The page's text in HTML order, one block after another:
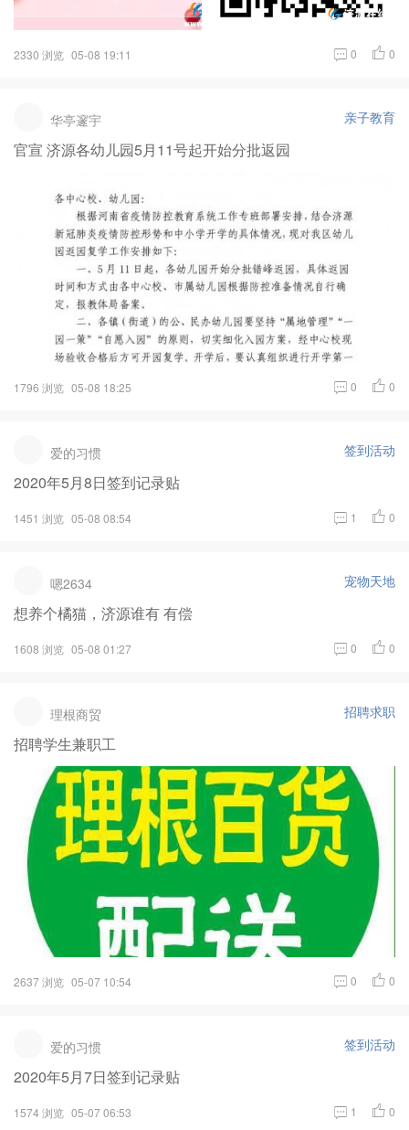
2330 浏览 05-08 19:11 0 0
华亭邃宇 亲子教育
官宣 济源各幼儿园5月11号起开始分批返园
1796 浏览 05-08 18:25 0 0
爱的习惯 签到活动
2020年5月8日签到记录贴
1451 浏览 05-08 08:54 1 0
嗯2634 宠物天地
想养个橘猫，济源谁有 有偿
1608 浏览 05-08 01:27 0 0
理根商贸 招聘求职
招聘学生兼职工
2637 浏览 05-07 10:54 0 0
爱的习惯 签到活动
2020年5月7日签到记录贴
1574 浏览 05-07 06:53 1 0